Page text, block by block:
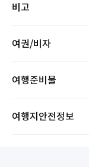
비고
여권/비자
여행준비물
여행지안전정보